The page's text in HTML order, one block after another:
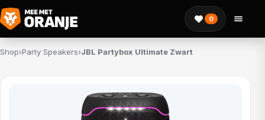
0
Shop›Party Speakers›JBL Partybox Ultimate Zwart